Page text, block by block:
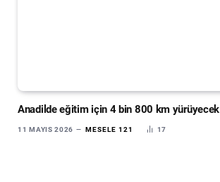
Anadilde eğitim için 4 bin 800 km yürüyecek
11 MAYIS 2026 MESELE 121 17